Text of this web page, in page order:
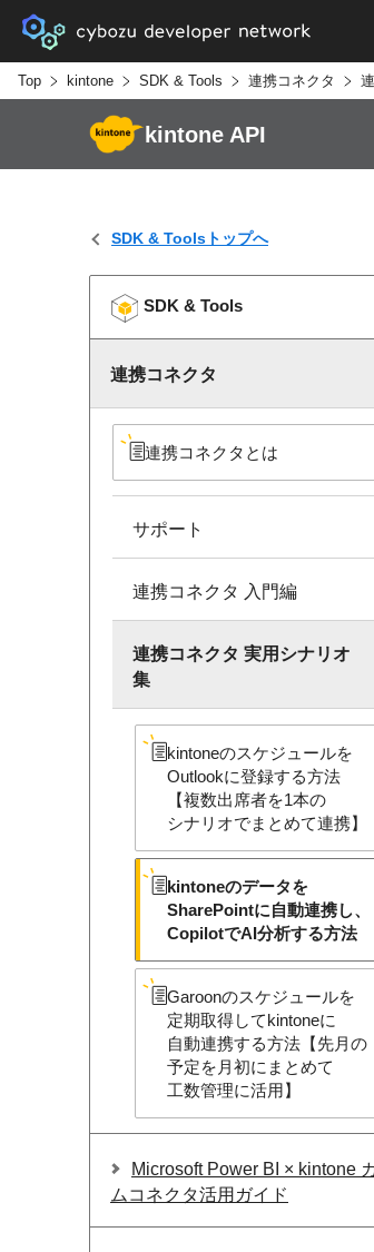
Top kintone SDK & Tools 連携コネクタ
kintone API
SDK & Toolsトップへ
SDK & Tools
連携コネクタ
連携コネクタとは
サポート
連携コネクタ 入門編
連携コネクタ 実用シナリオ
集
kintoneの​スケジュールを​
Outlookに​登録する​方​法
【複数出席者を​1本の​
シナリオで​まとめて​連携】
kintoneの​データを​
SharePointに​自動連携し、​
Copilotで​AI分析する​方​法
Garoonの​スケジュールを​
定期取得して​kintoneに​
自動連携する​方​法【先月の​
予定を​月初に​まとめて​
工数管理に​活用】
Microsoft Power BI × kintone
ムコネクタ活用ガイド